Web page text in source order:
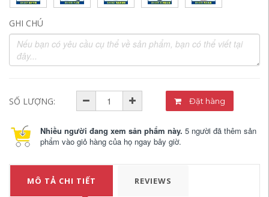
GHI CHÚ
SỐ LƯỢNG: Đặt hàng
Nhiều người đang xem sản phẩm này. 5 người đã thêm sản
phẩm vào giỏ hàng của họ ngay bây giờ.
MÔ TẢ CHI TIẾT REVIEWS